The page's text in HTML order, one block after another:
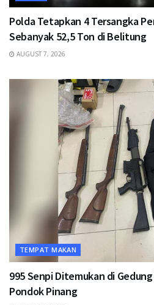
Polda Tetapkan 4 Tersangka
Sebanyak 52,5 Ton di Belitung
AUGUST 7, 2026
TEMPAT MAKAN
995 Senpi Ditemukan di
Pondok Pinang